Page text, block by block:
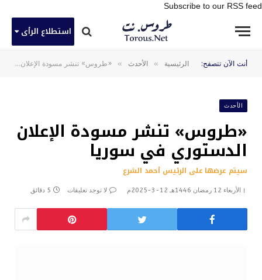
Subscribe to our RSS feed
استطلاع الرأى
أنت الآن تتصفح: الرئيسية » الأحدث » «طروس» تنشر مسودة الإعلان الدستوري في سوريا
الأحدث
«طروس» تنشر مسودة الإعلان
الدستوري في سوريا
سيتم عرضها على الرئيس أحمد الشرع
الأربعاء 12 رمضان 1446هـ 12-3-2025م لا توجد تعليقات 5 دقائق